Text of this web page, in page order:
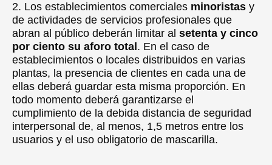
2. Los establecimientos comerciales minoristas y
de actividades de servicios profesionales que
abran al público deberán limitar al setenta y cinco
por ciento su aforo total . En el caso de
establecimientos o locales distribuidos en varias
plantas, la presencia de clientes en cada una de
ellas deberá guardar esta misma proporción. En
todo momento deberá garantizarse el
cumplimiento de la debida distancia de seguridad
interpersonal de, al menos, 1,5 metros entre los
usuarios y el uso obligatorio de mascarilla.